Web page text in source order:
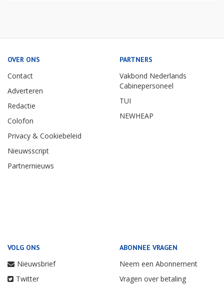
OVER ONS
Contact
Adverteren
Redactie
Colofon
Privacy & Cookiebeleid
Nieuwsscript
Partnernieuws
PARTNERS
Vakbond Nederlands
Cabinepersoneel
TUI
NEWHEAP
VOLG ONS
Nieuwsbrief
Twitter
ABONNEE VRAGEN
Neem een Abonnement
Vragen over betaling